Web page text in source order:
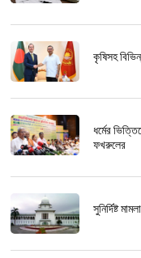
কৃষিসহ
ধর্মের
ফখরুলের
সুনির্দিষ্ট